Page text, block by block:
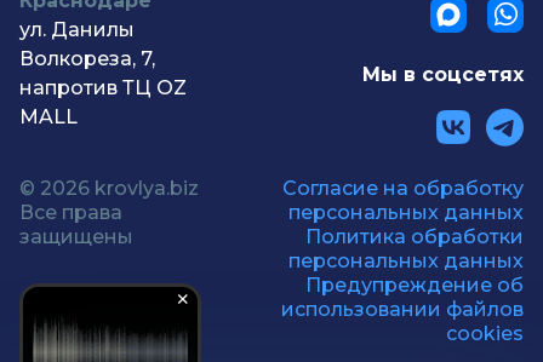
ул. Данилы
Волкореза, 7,
напротив ТЦ OZ
MALL
Мы в соцсетях
© 2026 krovlya.biz
Все права
защищены
Согласие на обработку
персональных данных
Политика обработки
персональных данных
Предупреждение об
использовании файлов
cookies